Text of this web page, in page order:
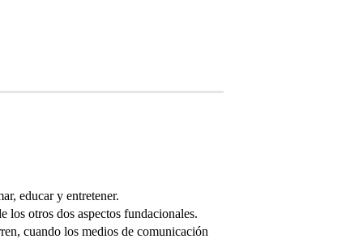
educar y entretener.
los otros dos aspectos fundacionales.
cuando los medios de comunicación